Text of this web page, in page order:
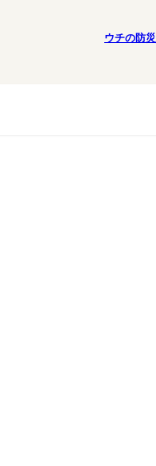
ウチの防災